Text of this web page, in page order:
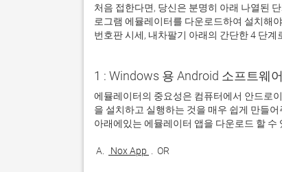
처음 접한다면, 당신은 분명히 아래 나열된
로그램 에뮬레이터를 다운로드하여 설치해
번호판 시세, 내차팔기 아래의 간단한 4 단계
1 : Windows 용 Android 소프트웨
에뮬레이터의 중요성은 컴퓨터에서 안드로
을 설치하고 실행하는 것을 매우 쉽게 만들
A. Nox App